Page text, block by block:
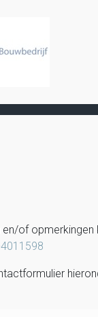
of opmerkingen